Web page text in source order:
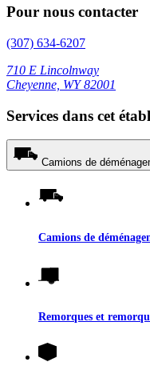
Pour nous contacter
(307) 634-6207
710 E Lincolnway
Cheyenne, WY 82001
Services dans cet
Camions de
Camions de
Remorques et